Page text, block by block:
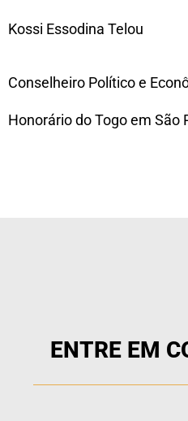
Kossi Essodina Telou
Conselheiro Político e
Honorário do Togo em São
ENTRE EM